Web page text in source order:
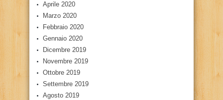
Aprile 2020
Marzo 2020
Febbraio 2020
Gennaio 2020
Dicembre 2019
Novembre 2019
Ottobre 2019
Settembre 2019
Agosto 2019